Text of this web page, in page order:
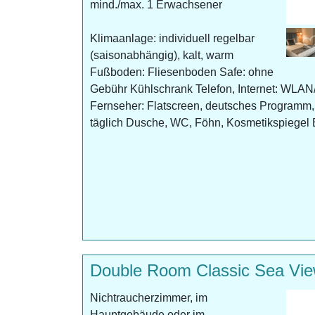
mind./max. 1 Erwachsener
Klimaanlage: individuell regelbar
(saisonabhängig), kalt, warm
Fußboden: Fliesenboden Safe: ohne
Gebühr Kühlschrank Telefon, Internet:
Fernseher: Flatscreen, deutsches
täglich Dusche, WC, Föhn, Kosmetikspiegel
Double Room Classic Sea
Nichtraucherzimmer, im